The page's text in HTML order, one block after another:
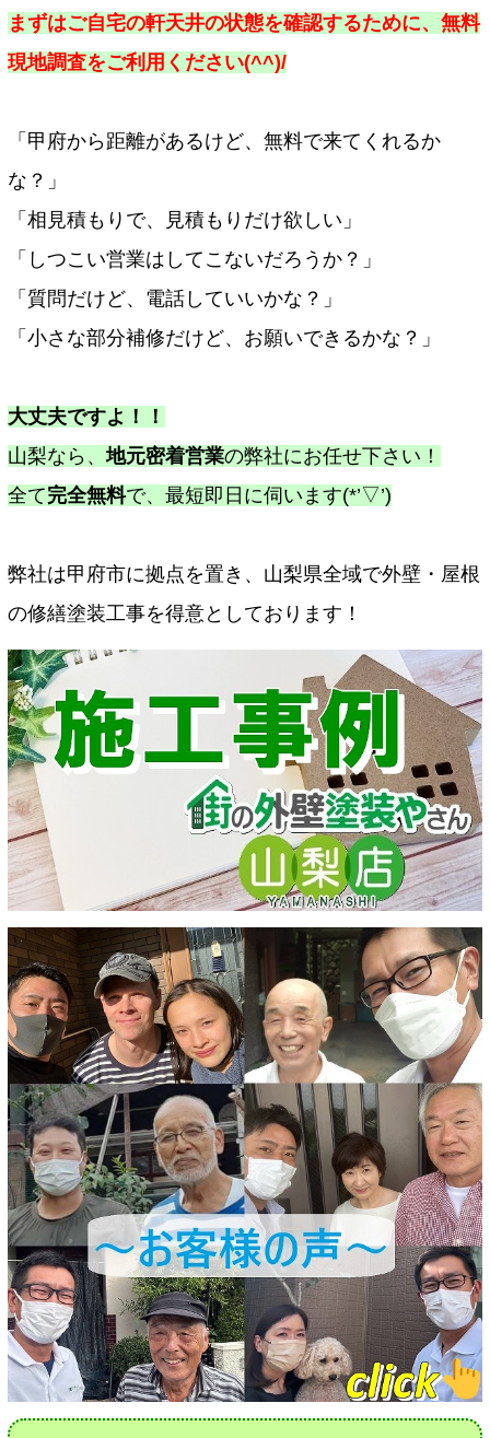
まずはご自宅の軒天井の状態を確認するために、無料
現地調査をご利用ください(^^)/
「甲府から距離があるけど、無料で来てくれるか
な？」
「相見積もりで、見積もりだけ欲しい」
「しつこい営業はしてこないだろうか？」
「質問だけど、電話していいかな？」
「小さな部分補修だけど、お願いできるかな？」
大丈夫ですよ！！
山梨なら、地元密着営業の弊社にお任せ下さい！
全て完全無料で、最短即日に伺います(*’▽’)
弊社は甲府市に拠点を置き、山梨県全域で外壁・屋根
の修繕塗装工事を得意としております！